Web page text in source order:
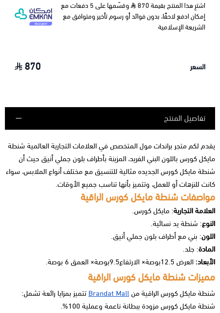
اشترِ هذا المنتج بقيمة 870
وقسّمها على 5 دفعات مع
إمكان ادفع لاحقًا، بدون فوائد أو رسوم تأخير ومتوافق مع
الشريعة الإسلامية
السعر 870
تفاصيل المنتج
يقدم لكم متجر براندات مول المتخصص في العلامات التجارية العالمية شنطة
مايكل كورس باللون البني الفريد، المزينة بأطراف بلون جملي أنيق حيث أن
شنطة مايكل كورس الجديدهمثالية للتنسيق مع مختلف أنواع الملابس، سواء
كانت للنزهات أو للعمل، وتتميز بأنها تناسب جميع الأوقات.
مواصفات شنطة مايكل كورس الراقية
العلامة التجارية: مايكل كورس.
النوع: شنطة يد نسائية.
اللون: بني مع أطراف بلون جملي أنيق.
المادة: جلد.
الأبعاد: العرض 12.5بوصة× الارتفاع9.5بوصة× العمق 6 بوصة.
مميزات شنطة مايكل كورس الراقية
شنطة مايكل كورس الراقية منBrandat Mall تتميز بمزايا رائعة تشمل:
شنطة مايكل كورس مزودة ببطانة ناعمة وعملية 100%.